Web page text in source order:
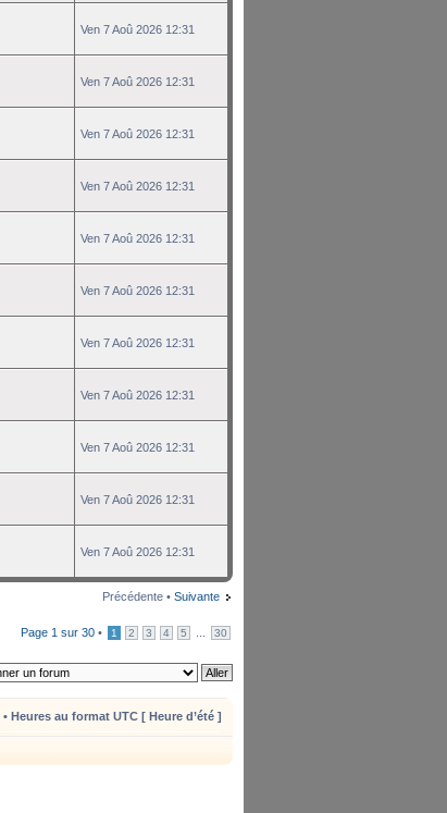
Ven 7 Aoû 2026 12:31
Ven 7 Aoû 2026 12:31
Ven 7 Aoû 2026 12:31
Ven 7 Aoû 2026 12:31
Ven 7 Aoû 2026 12:31
Ven 7 Aoû 2026 12:31
Ven 7 Aoû 2026 12:31
Ven 7 Aoû 2026 12:31
Ven 7 Aoû 2026 12:31
Ven 7 Aoû 2026 12:31
Ven 7 Aoû 2026 12:31
Précédente • Suivante
Page 1 sur 30 • 1 2 3 4 5 30
• Heures au format UTC [ Heure d’été ]